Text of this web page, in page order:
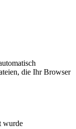
die Ihr Browser
wurde